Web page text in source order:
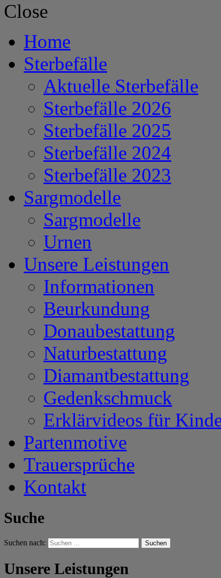
Close
Home
Sterbefälle
Aktuelle Sterbefälle
Sterbefälle 2026
Sterbefälle 2025
Sterbefälle 2024
Sterbefälle 2023
Sargmodelle
Sargmodelle
Urnen
Unsere Leistungen
Informationen
Beurkundung
Donaubestattung
Naturbestattung
Diamantbestattung
Gedenkschmuck
Erklärvideos für
Partenmotive
Trauersprüche
Kontakt
Suche
Suchen nach:
Unsere Leistungen